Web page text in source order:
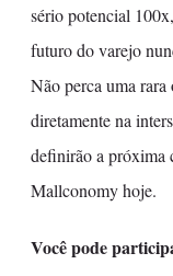
sério potencial
futuro do varejo
Não perca uma
diretamente na
definirão a próxima
Mallconomy hoje.
Você pode